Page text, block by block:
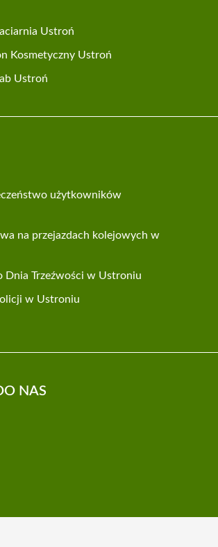
Ustroń
Kosmetyczny Ustroń
Ustroń
użytkowników
na przejazdach kolejowych w
Dnia Trzeźwości w Ustroniu
w Ustroniu
NAS